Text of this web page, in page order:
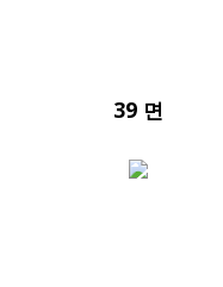
39 면